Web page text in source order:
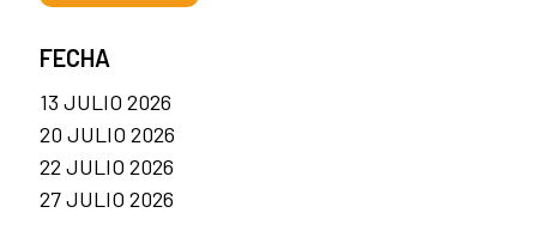
FECHA
13 JULIO 2026
20 JULIO 2026
22 JULIO 2026
27 JULIO 2026